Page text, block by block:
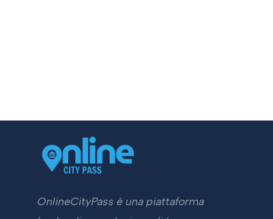
OnlineCityPass è una piattaforma